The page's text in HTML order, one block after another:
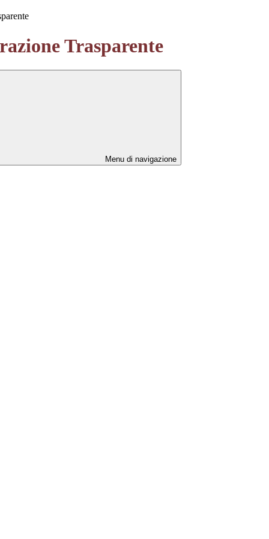
Trasparente
Menu di navigazione